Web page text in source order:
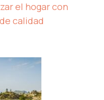
el hogar con
calidad